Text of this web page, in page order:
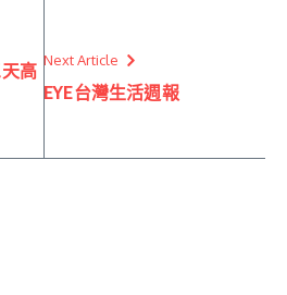
高 Next Article
EYE台灣生活週報